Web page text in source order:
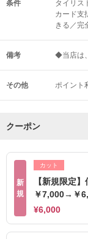
条件
タイリス
カード支
きる／完
備考 ◆当店は
その他 ポイント
クーポン
新
規
カット
【新規限定
￥7,000→￥
¥6,000